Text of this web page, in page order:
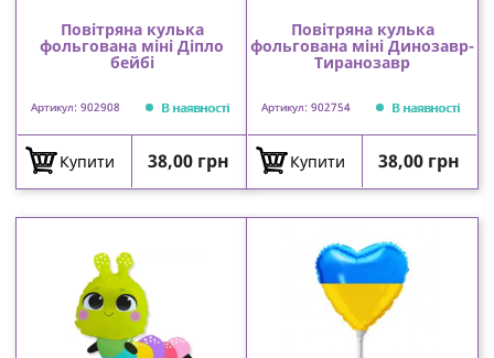
Повітряна кулька
фольгована міні Діпло
бейбі
Артикул: 902908 В наявності
Купити Ціна
38,00 грн
Повітряна кулька
фольгована міні Динозавр-
Тиранозавр
Артикул: 902754 В наявності
Купити Ціна
38,00 грн